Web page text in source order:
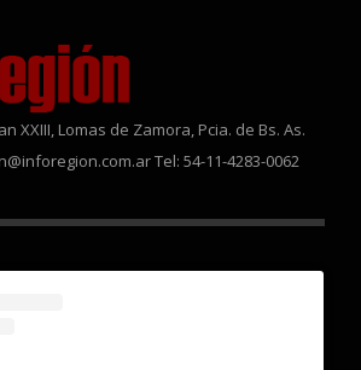
XXIII, Lomas de Zamora, Pcia. de Bs. As.
Tel: 54-11-4283-0062